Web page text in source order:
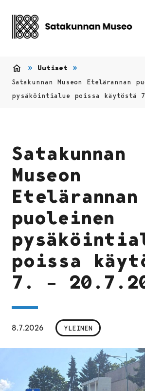
Uutiset
Satakunnan Museon Etelärannan
pysäköintialue poissa käytöstä
Satakunnan
Museon
Etelärannan
puoleinen
poissa
7. –
8.7.2026 YLEINEN